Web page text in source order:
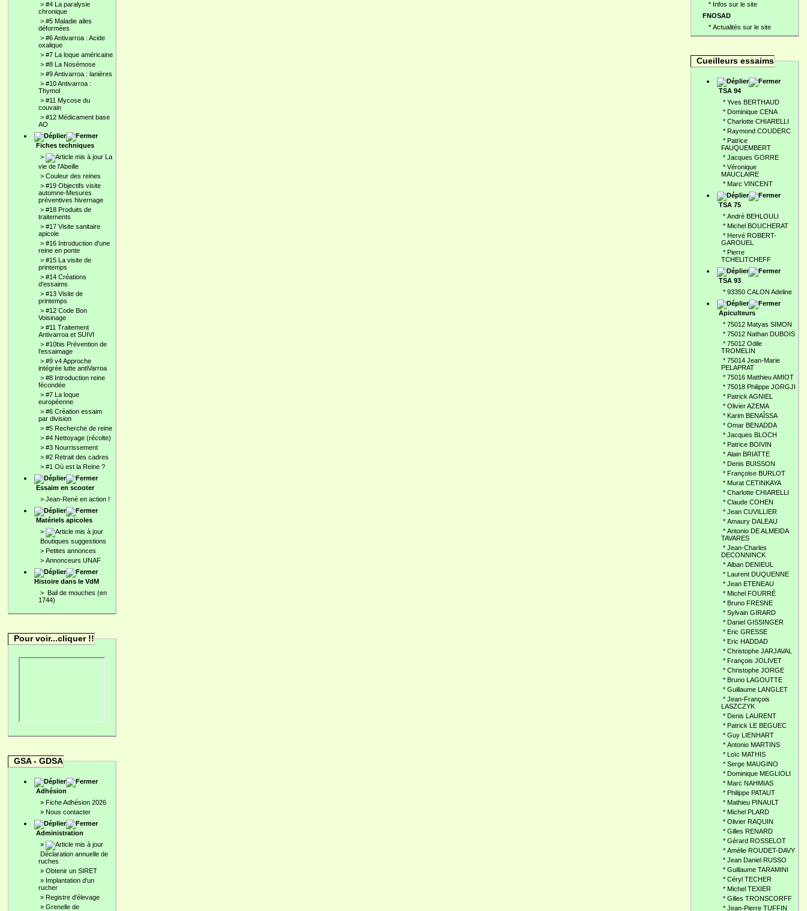
> #4 La paralysie
chronique
> #5 Maladie ailes
déformées
> #6 Antivarroa : Acide
oxalique
> #7 La loque américaine
> #8 La Nosémose
> #9 Antivarroa : lanières
> #10 Antivarroa :
Thymol
> #11 Mycose du
couvain
> #12 Médicament base
AO
Fiches techniques
>
La
vie de l'Abeille
> Couleur des reines
> #19 Objectifs visite
automne-Mesures
préventives hivernage
> #18 Produits de
traitements
> #17 Visite sanitaire
apicole
> #16 Introduction d'une
reine en ponte
> #15 La visite de
printemps
> #14 Créations
d'essaims
> #13 Visite de
printemps
> #12 Code Bon
Voisinage
> #11 Traitement
Antivarroa et SUIVI
> #10bis Prévention de
l'essaimage
> #9 v4 Approche
intégrée lutte antiVarroa
> #8 Introduction reine
fécondée
> #7 La loque
européenne
> #6 Création essaim
par division
> #5 Recherche de reine
> #4 Nettoyage (récolte)
> #3 Nourrissement
> #2 Retrait des cadres
> #1 Où est la Reine ?
Essaim en scooter
> Jean-René en action !
Matériels apicoles
>
Boutiques suggestions
> Petites annonces
> Annonceurs UNAF
Histoire dans le VdM
> Bail de mouches (en
1744)
Pour voir...cliquer !!
GSA - GDSA
Adhésion
» Fiche Adhésion 2026
» Nous contacter
Administration
»
Déclaration annuelle de
ruches
» Obtenir un SIRET
» Implantation d'un
rucher
» Registre d'élevage
» Grenelle de
* Infos sur le site
FNOSAD
* Actualités sur le site
Cueilleurs essaims
TSA 94
* Yves BERTHAUD
* Dominique CENA
* Charlotte CHIARELLI
* Raymond COUDERC
* Patrice
FAUQUEMBERT
* Jacques GORRE
* Véronique
MAUCLAIRE
* Marc VINCENT
TSA 75
* André BEHLOULI
* Michel BOUCHERAT
* Hervé ROBERT-
GAROUEL
* Pierre
TCHELITCHEFF
TSA 93
* 93350 CALON Adeline
Apiculteurs
* 75012 Matyas SIMON
* 75012 Nathan DUBOIS
* 75012 Odile
TROMELIN
* 75014 Jean-Marie
PELAPRAT
* 75016 Matthieu AMIOT
* 75018 Philippe JORGJI
* Patrick AGNIEL
* Olivier AZEMA
* Karim BENAÎSSA
* Omar BENADDA
* Jacques BLOCH
* Patrice BOIVIN
* Alain BRIATTE
* Denis BUISSON
* Françoise BURLOT
* Murat CETINKAYA
* Charlotte CHIARELLI
* Claude COHEN
* Jean CUVILLIER
* Amaury DALEAU
* Antonio DE ALMEIDA
TAVARES
* Jean-Charles
DECONNINCK
* Alban DENIEUL
* Laurent DUQUENNE
* Jean ETENEAU
* Michel FOURRÉ
* Bruno FRESNE
* Sylvain GIRARD
* Daniel GISSINGER
* Eric GRESSE
* Eric HADDAD
* Christophe JARJAVAL
* François JOLIVET
* Christophe JORGE
* Bruno LAGOUTTE
* Guillaume LANGLET
* Jean-François
LASZCZYK
* Denis LAURENT
* Patrick LE BEGUEC
* Guy LIENHART
* Antonio MARTINS
* Loïc MATHIS
* Serge MAUGINO
* Dominique MEGLIOLI
* Marc NAHMIAS
* Philippe PATAUT
* Mathieu PINAULT
* Michel PLARD
* Olivier RAQUIN
* Gilles RENARD
* Gérard ROSSELOT
* Amélie ROUDET-DAVY
* Jean Daniel RUSSO
* Guillaume TARAMINI
* Céryl TECHER
* Michel TEXIER
* Gilles TRONSCORFF
* Jean-Pierre TUFFIN